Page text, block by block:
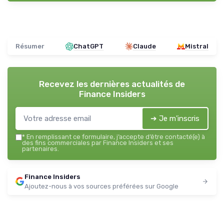
Résumer ChatGPT Claude Mistral
Recevez les dernières actualités de
Finance Insiders
➔ Je m'inscris
* En remplissant ce formulaire, j’accepte d’être contacté(e) à
des fins commerciales par Finance Insiders et ses
partenaires.
Finance Insiders
Ajoutez-nous à vos sources préférées sur Google